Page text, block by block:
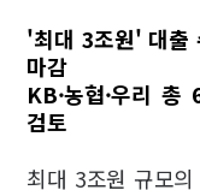
'최대 3조원' 대출
마감
KB·농협·우리
검토
최대 3조원 규모